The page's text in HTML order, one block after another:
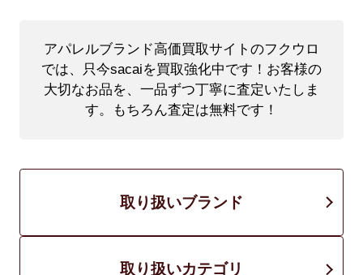
アパレルブランド高価買取サイトのフクウロ
では、只今sacaiを買取強化中です！ お客様の
大切なお品を、一品ずつ丁寧に査定いたしま
す。もちろん査定は無料です！
取り扱いブランド
取り扱いカテゴリ